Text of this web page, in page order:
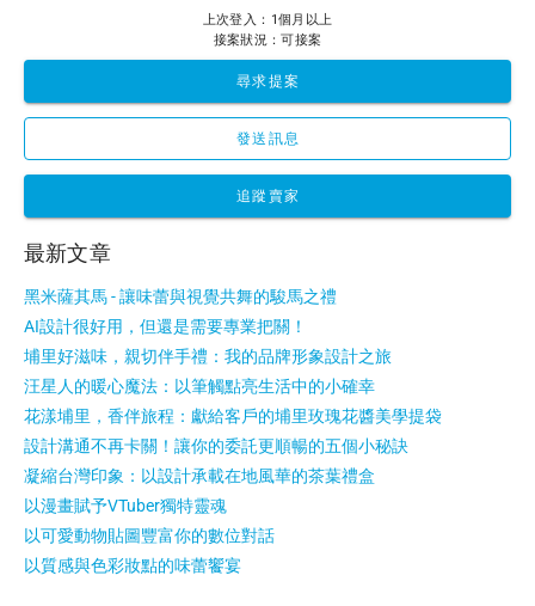
上次登入：1個月以上
接案狀況：可接案
尋求提案
發送訊息
追蹤賣家
最新文章
黑米薩其馬 - 讓味蕾與視覺共舞的駿馬之禮
AI設計很好用，但還是需要專業把關！
埔里好滋味，親切伴手禮：我的品牌形象設計之旅
汪星人的暖心魔法：以筆觸點亮生活中的小確幸
花漾埔里，香伴旅程：獻給客戶的埔里玫瑰花醬美學提袋
設計溝通不再卡關！讓你的委託更順暢的五個小秘訣
凝縮台灣印象：以設計承載在地風華的茶葉禮盒
以漫畫賦予VTuber獨特靈魂
以可愛動物貼圖豐富你的數位對話
以質感與色彩妝點的味蕾饗宴